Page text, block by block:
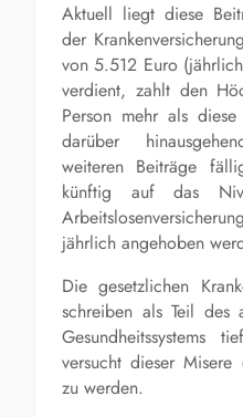
Aktuell liegt diese
der
von 5.512 Euro
verdient, zahlt den
Person mehr als
darüber
weiteren Beiträge
künftig auf das
jährlich angehoben
Die gesetzlichen
schreiben als Teil des
Gesundheitssystems
versucht dieser
zu werden.